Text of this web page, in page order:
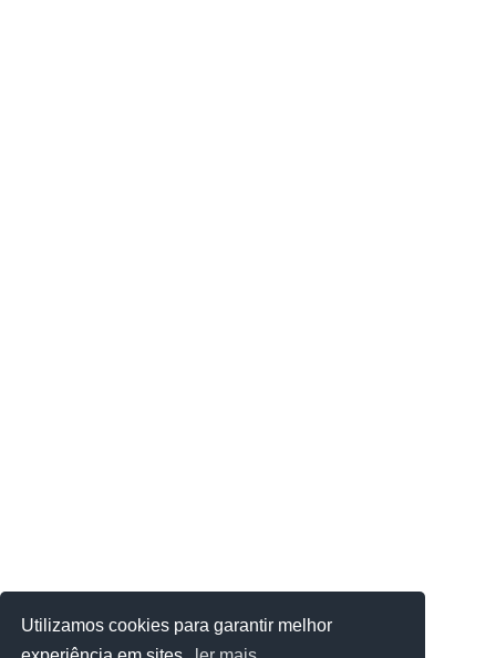
Utilizamos cookies para garantir melhor